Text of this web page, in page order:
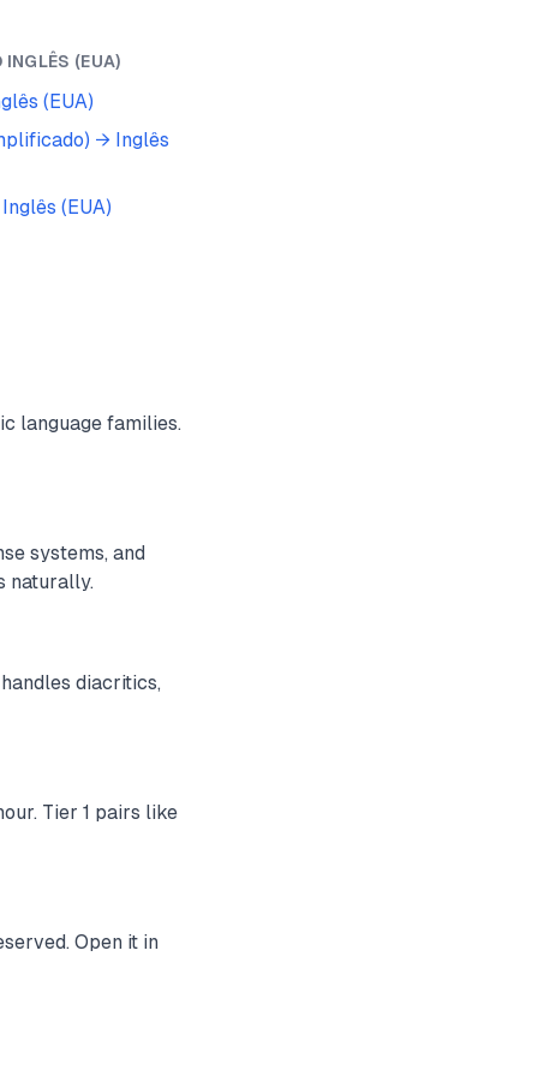
INGLÊS (EUA)
(EUA)
→ Inglês
Inglês (EUA)
language families.
systems, and
naturally.
diacritics,
Tier 1 pairs like
Open it in